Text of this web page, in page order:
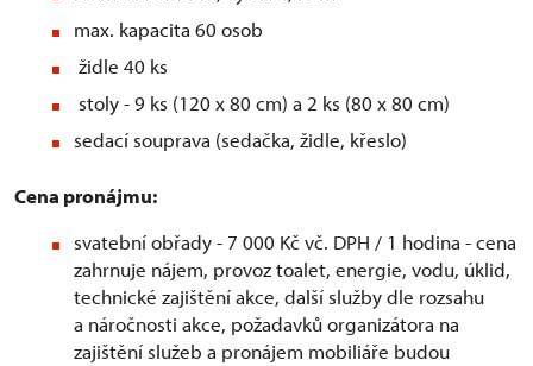
max. kapacita 60 osob
židle 40 ks
stoly - 9 ks (120 x 80 cm) a 2 ks (80 x 80 cm)
sedací souprava (sedačka, židle, křeslo)
Cena pronájmu:
svatební obřady - 7 000 Kč vč. DPH / 1 hodina - cena
zahrnuje nájem, provoz toalet, energie, vodu, úklid,
technické zajištění akce, další služby dle rozsahu
a náročnosti akce, požadavků organizátora na
zajištění služeb a pronájem mobiliáře budou